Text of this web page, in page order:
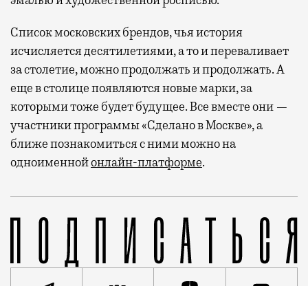
Список московских брендов, чья история
исчисляется десятилетиями, а то и переваливает
за столетие, можно продолжать и продолжать. А
еще в столице появляются новые марки, за
которыми тоже будет будущее. Все вместе они —
участники программы «Сделано в Москве», а
ближе познакомиться с ними можно на
одноименнойонлайн-платформе.
Какие ассоциации вызывает Москва? Большой